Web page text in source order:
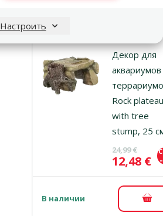
Настроить
Декор для
Rock
with tree
stump, 25
Оценка 0%
Исходная
24,99 €
Цена
12,48 €
В наличии В